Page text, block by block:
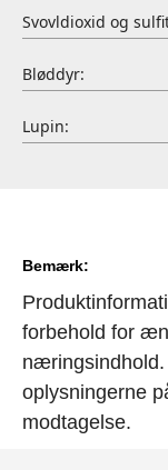
Svovldioxid og
Bløddyr:
Lupin:
Bemærk:
forbehold for
næringsindhold.
oplysningerne
modtagelse.